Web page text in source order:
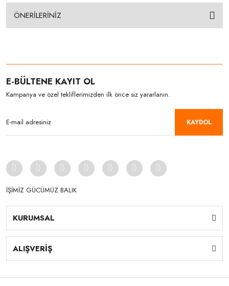
ÖNERİLERİNİZ
E-BÜLTENE KAYIT OL
Kampanya ve özel tekliflerimizden ilk önce siz yararlanın.
KAYDOL
İŞİMİZ GÜCÜMÜZ BALIK
KURUMSAL
ALIŞVERİŞ